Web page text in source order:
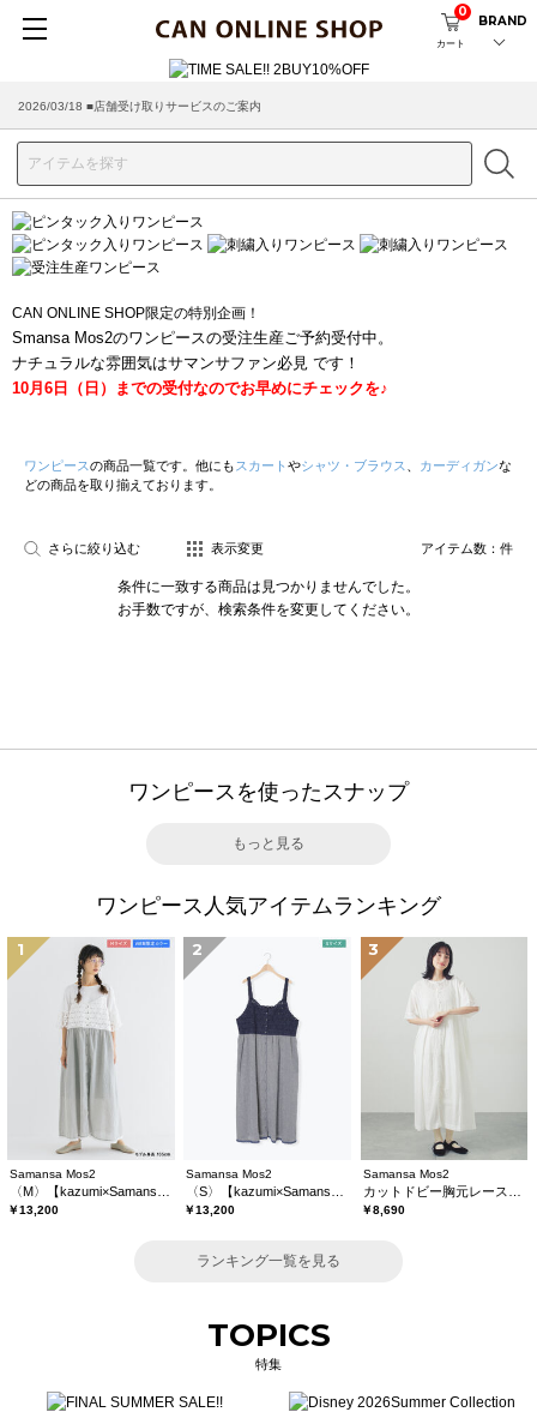
カート
0
BRAND
2026/03/18 ■店舗受け取りサービスのご案内
CAN ONLINE SHOP限定の特別企画！
Smansa Mos2のワンピースの受注生産ご予約受付中。
ナチュラルな雰囲気はサマンサファン必見 です！
10月6日（日）までの受付なのでお早めにチェックを♪
ワンピースの商品一覧です。他にも スカート やシャツ・ブラウス カーディガンな
どの商品を取り揃えております。
さらに絞り込む 表示変更 アイテム数： 件
条件に一致する商品は見つかりませんでした。
お手数ですが、検索条件を変更してください。
ワンピースを使ったスナップ
もっと見る
ワンピース人気アイテムランキング
1
Samansa Mos2
￥13,200
2
Samansa Mos2
￥13,200
3
Samansa Mos2
￥8,690
ランキング一覧を見る
TOPICS
特集